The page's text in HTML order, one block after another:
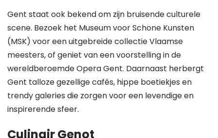
Gent staat ook bekend om zijn bruisende culturele
scene. Bezoek het Museum voor Schone Kunsten
(MSK) voor een uitgebreide collectie Vlaamse
meesters, of geniet van een voorstelling in de
wereldberoemde Opera Gent. Daarnaast herbergt
Gent talloze gezellige cafés, hippe boetiekjes en
trendy galeries die zorgen voor een levendige en
inspirerende sfeer.
Culinair Genot